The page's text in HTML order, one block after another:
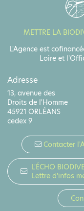
Adresse
13, avenue des
Droits de l'Homme
45921 ORLÉANS
cedex 9
METTRE LA
L'Agence est
Loire et
Contacter
L'ÉCHO
Lettre d'infos